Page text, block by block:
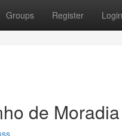
Groups Register Login
de